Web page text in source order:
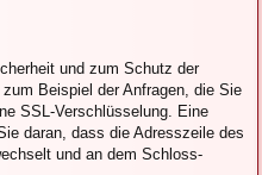
und zum Schutz der
Beispiel der Anfragen, die Sie
SSL-Verschlüsselung. Eine
daran, dass die Adresszeile des
und an dem Schloss-